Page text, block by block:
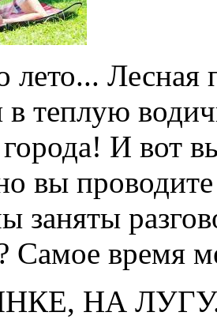
лето... Лесная
в теплую
И вот
вы
заняты
Самое время
НА